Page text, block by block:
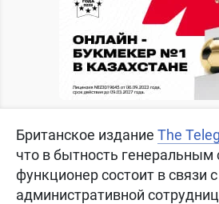
Британское издание The
что в бытность
функционер состоит в связи с
административной